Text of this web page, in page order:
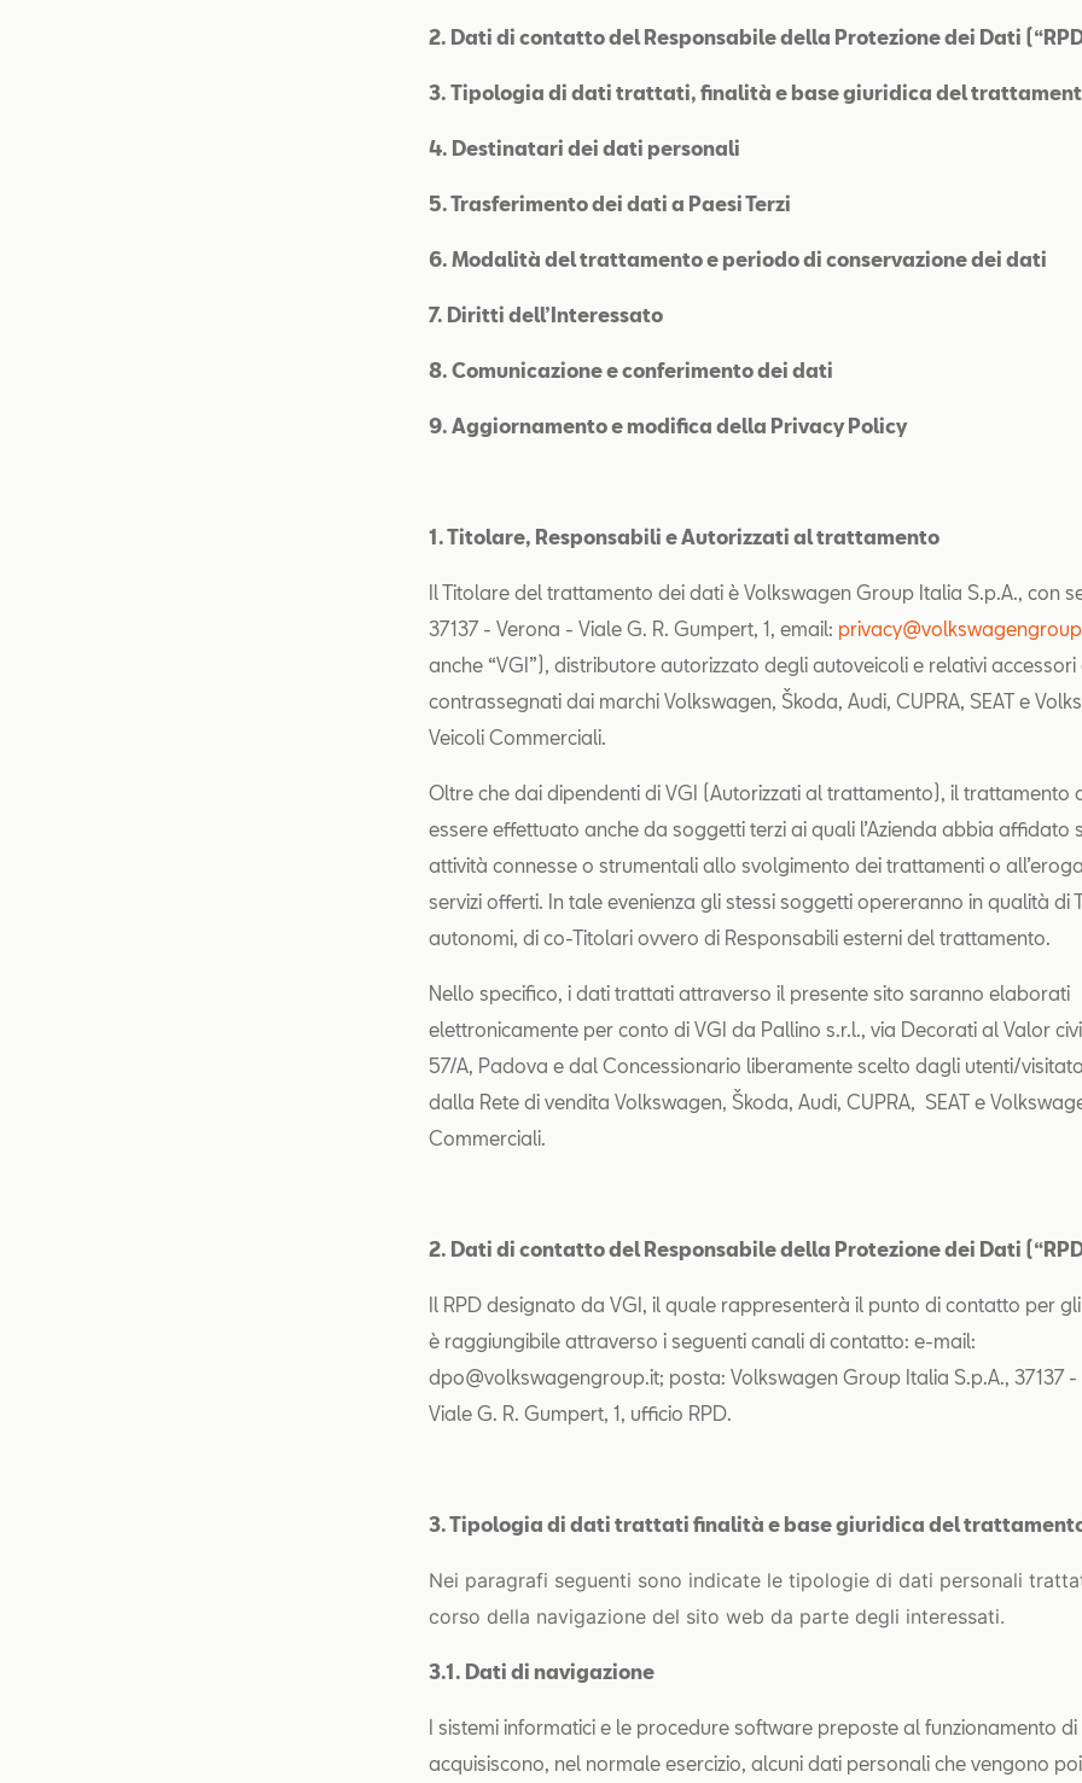
2. Dati di contatto del Responsabile della Protezione dei Dati
3. Tipologia di dati trattati, finalità e base giuridica del
4. Destinatari dei dati personali
5. Trasferimento dei dati a Paesi Terzi
6. Modalità del trattamento e periodo di conservazione dei dati
7. Diritti dell’Interessato
8. Comunicazione e conferimento dei dati
9. Aggiornamento e modifica della Privacy Policy
1. Titolare, Responsabili e Autorizzati al trattamento
Il Titolare del trattamento dei dati è Volkswagen Group Italia S.p.A., con
37137 - Verona - Viale G. R. Gumpert, 1, email:
anche “VGI”), distributore autorizzato degli autoveicoli e relativi accessori
contrassegnati dai marchi Volkswagen, Škoda, Audi, CUPRA, SEAT e
Veicoli Commerciali.
Oltre che dai dipendenti di VGI (Autorizzati al trattamento), il trattamento
essere effettuato anche da soggetti terzi ai quali l’Azienda abbia affidato
attività connesse o strumentali allo svolgimento dei trattamenti o
servizi offerti. In tale evenienza gli stessi soggetti opereranno in qualità di
autonomi, di co-Titolari ovvero di Responsabili esterni del trattamento.
Nello specifico, i dati trattati attraverso il presente sito saranno elaborati
elettronicamente per conto di VGI da Pallino s.r.l., via Decorati al Valor
57/A, Padova e dal Concessionario liberamente scelto dagli utenti/
dalla Rete di vendita Volkswagen, Škoda, Audi, CUPRA, SEAT e
Commerciali.
2. Dati di contatto del Responsabile della Protezione dei Dati
Il RPD designato da VGI, il quale rappresenterà il punto di contatto per
è raggiungibile attraverso i seguenti canali di contatto: e-mail:
dpo@volkswagengroup.it; posta: Volkswagen Group Italia S.p.A., 37137 -
Viale G. R. Gumpert, 1, ufficio RPD.
3. Tipologia di dati trattati finalità e base giuridica del
Nei paragrafi seguenti sono indicate le tipologie di dati personali
corso della navigazione del sito web da parte degli interessati.
3.1. Dati di navigazione
I sistemi informatici e le procedure software preposte al funzionamento
acquisiscono, nel normale esercizio, alcuni dati personali che vengono